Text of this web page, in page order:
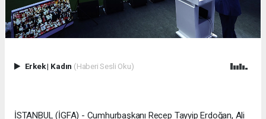
Erkek| Kadın (Haberi Sesli Oku)
İSTANBUL (İGFA) - Cumhurbaşkanı Recep Tayyip Erdoğan, Ali